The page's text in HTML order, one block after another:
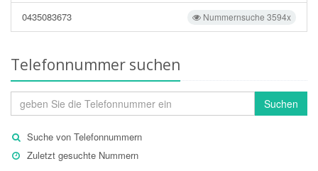
Nummernsuche 3594x
0435083673
Telefonnummer suchen
Suchen
Suche von Telefonnummern
Zuletzt gesuchte Nummern